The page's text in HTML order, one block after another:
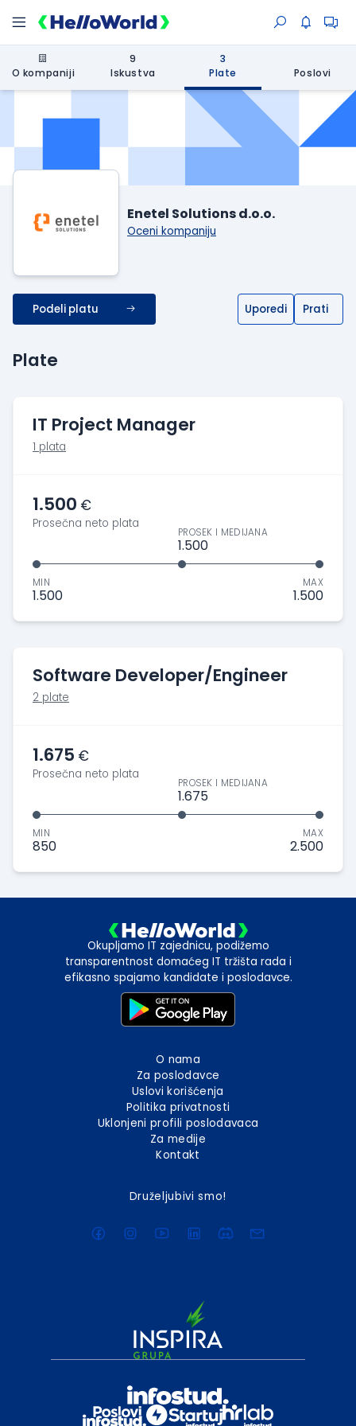
O kompaniji
9
Iskustva
3
Plate
Poslovi
Enetel Solutions d.o.o.
Oceni kompaniju
Podeli platu Uporedi Prati
Plate
IT Project Manager
1 plata
1.500 €
Prosečna neto plata
MIN
1.500
PROSEK I MEDIJANA
1.500
MAX
1.500
Software Developer/Engineer
2 plate
1.675 €
Prosečna neto plata
MIN
850
PROSEK I MEDIJANA
1.675
MAX
2.500
Okupljamo IT zajednicu, podižemo
transparentnost domaćeg IT tržišta rada i
efikasno spajamo kandidate i poslodavce.
O nama
Za poslodavce
Uslovi korišćenja
Politika privatnosti
Uklonjeni profili poslodavaca
Za medije
Kontakt
Druželjubivi smo!